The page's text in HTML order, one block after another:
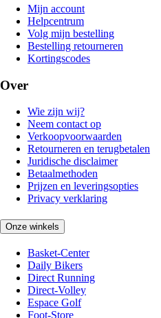
Mijn account
Helpcentrum
Volg mijn bestelling
Bestelling retourneren
Kortingscodes
Over
Wie zijn wij?
Neem contact op
Verkoopvoorwaarden
Retourneren en terugbetalen
Juridische disclaimer
Betaalmethoden
Prijzen en leveringsopties
Privacy verklaring
Onze winkels
Basket-Center
Daily Bikers
Direct Running
Direct-Volley
Espace Golf
Foot-Store